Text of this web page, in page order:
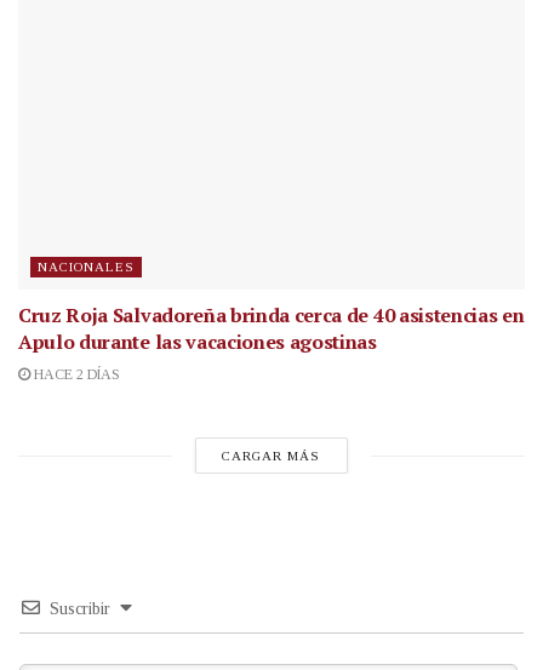
NACIONALES
Cruz Roja Salvadoreña brinda cerca de 40 asistencias en
Apulo durante las vacaciones agostinas
HACE 2 DÍAS
CARGAR MÁS
Suscribir